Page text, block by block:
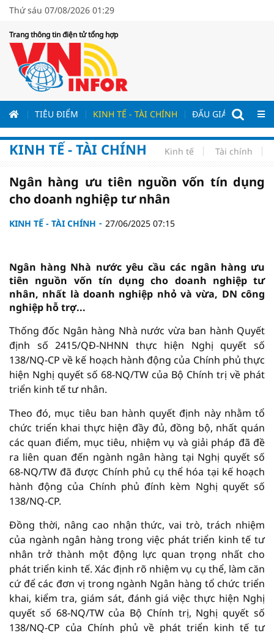
Thứ sáu 07/08/2026 01:29
Trang thông tin điện tử tổng hợp
TIÊU ĐIỂM KINH TẾ - TÀI CHÍNH ĐẤU GIÁ - ĐẤU
KINH TẾ - TÀI CHÍNH Kinh tế Tài chính
Ngân hàng ưu tiên nguồn vốn tín dụng
cho doanh nghiệp tư nhân
KINH TẾ - TÀI CHÍNH 27/06/2025 07:15
Ngân hàng Nhà nước yêu cầu các ngân hàng ưu
tiên nguồn vốn tín dụng cho doanh nghiệp tư
nhân, nhất là doanh nghiệp nhỏ và vừa, DN công
nghiệp hỗ trợ...
Thống đốc Ngân hàng Nhà nước vừa ban hành Quyết
định số 2415/QĐ-NHNN thực hiện Nghị quyết số
138/NQ-CP về kế hoạch hành động của Chính phủ thực
hiện Nghị quyết số 68-NQ/TW của Bộ Chính trị về phát
triển kinh tế tư nhân.
Theo đó, mục tiêu ban hành quyết định này nhằm tổ
chức triển khai thực hiện đầy đủ, đồng bộ, nhất quán
các quan điểm, mục tiêu, nhiệm vụ và giải pháp đã đề
ra liên quan đến ngành ngân hàng tại Nghị quyết số
68-NQ/TW đã được Chính phủ cụ thể hóa tại kế hoạch
hành động của Chính phủ đính kèm Nghị quyết số
138/NQ-CP.
Đồng thời, nâng cao nhận thức, vai trò, trách nhiệm
của ngành ngân hàng trong việc phát triển kinh tế tư
nhân trở thành một động lực quan trọng nhất cho
phát triển kinh tế. Xác định rõ nhiệm vụ cụ thể, làm căn
cứ để các đơn vị trong ngành Ngân hàng tổ chức triển
khai, kiểm tra, giám sát, đánh giá việc thực hiện Nghị
quyết số 68-NQ/TW của Bộ Chính trị, Nghị quyết số
138/NQ-CP của Chính phủ về phát triển kinh tế tư